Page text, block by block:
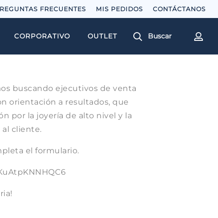
FRECUENTES MIS PEDIDOS
CORPORATIVO OUTLET Buscar
buscando ejecutivos de venta
orientación a resultados, que
por la joyería de alto nivel y la
cliente.
el formulario.